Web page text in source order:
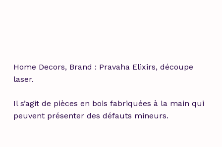
Home Decors, Brand : Pravaha Elixirs, découpe
laser.
Il s’agit de pièces en bois fabriquées à la main qui
peuvent présenter des défauts mineurs.